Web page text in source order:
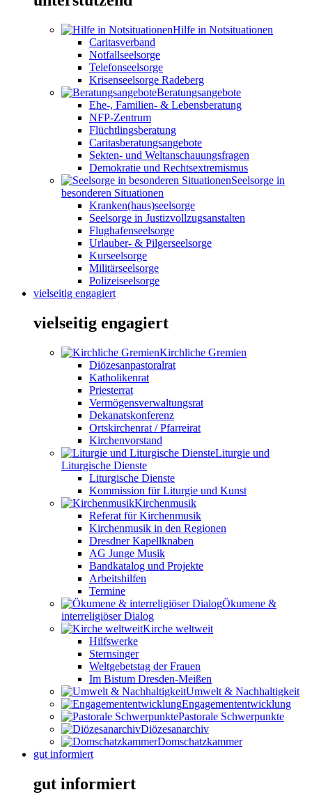
Hilfe in Notsituationen
Caritasverband
Notfallseelsorge
Telefonseelsorge
Krisenseelsorge Radeberg
Beratungsangebote
Ehe-, Familien- & Lebensberatung
NFP-Zentrum
Flüchtlingsberatung
Caritasberatungsangebote
Sekten- und Weltanschauungsfragen
Demokratie und Rechtsextremismus
Seelsorge in
besonderen Situationen
Kranken(haus)seelsorge
Seelsorge in Justizvollzugsanstalten
Flughafenseelsorge
Urlauber- & Pilgerseelsorge
Kurseelsorge
Militärseelsorge
Polizeiseelsorge
vielseitig engagiert
vielseitig engagiert
Kirchliche Gremien
Diözesanpastoralrat
Katholikenrat
Priesterrat
Vermögensverwaltungsrat
Dekanatskonferenz
Ortskirchenrat / Pfarreirat
Kirchenvorstand
Liturgie und
Liturgische Dienste
Liturgische Dienste
Kommission für Liturgie und Kunst
Kirchenmusik
Referat für Kirchenmusik
Kirchenmusik in den Regionen
Dresdner Kapellknaben
AG Junge Musik
Bandkatalog und Projekte
Arbeitshilfen
Termine
Ökumene &
interreligiöser Dialog
Kirche weltweit
Hilfswerke
Sternsinger
Weltgebetstag der Frauen
Im Bistum Dresden-Meißen
Umwelt & Nachhaltigkeit
Engagemententwicklung
Pastorale Schwerpunkte
Diözesanarchiv
Domschatzkammer
gut informiert
gut informiert